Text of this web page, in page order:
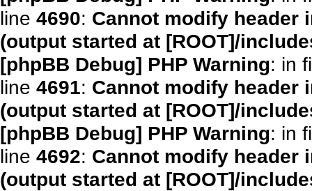
line 4690: Cannot modify header
(output started at [ROOT]/
[phpBB Debug] PHP Warning: in
line 4691: Cannot modify header
(output started at [ROOT]/
[phpBB Debug] PHP Warning: in
line 4692: Cannot modify header
(output started at [ROOT]/